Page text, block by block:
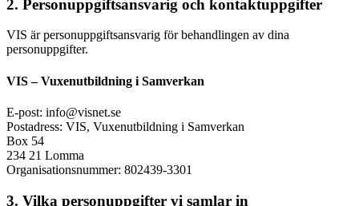
2. Personuppgiftsansvarig och kontaktuppgifter
VIS är personuppgiftsansvarig för behandlingen av dina
personuppgifter.
VIS – Vuxenutbildning i Samverkan
E-post: info@visnet.se
Postadress: VIS, Vuxenutbildning i Samverkan
Box 54
234 21 Lomma
Organisationsnummer: 802439-3301
3. Vilka personuppgifter vi samlar in